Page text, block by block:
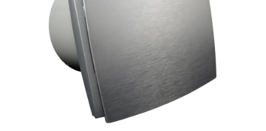
Ventily a armatúry
Meranie a regulácia
Kúrenie a chladenie
Komíny a dymovody